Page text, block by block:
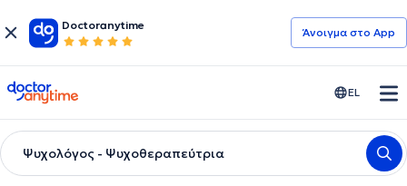
Doctoranytime
Άνοιγμα στο App
doctoranytime EL
Ψυχολόγος - Ψυχοθεραπεύτρια